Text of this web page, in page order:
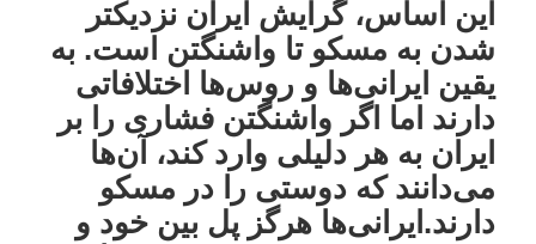
این اساس، گرایش ایران نزدیکتر
شدن به مسکو تا واشنگتن است. به
یقین ایرانی‌ها و روس‌ها اختلافاتی
دارند اما اگر واشنگتن فشاری را بر
ایران به هر دلیلی وارد کند، آن‌ها
می‌دانند که دوستی را در مسکو
دارند.ایرانی‌ها هرگز پل بین خود و